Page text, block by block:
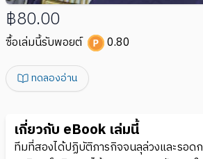
฿80.00
ซื้อเล่มนี้รับพอยต์ 0.80
ทดลองอ่าน
เกี่ยวกับ eBook เล่มนี้
ทีมที่สองได้ปฏิบัติภารกิจจนลุล่วงและรอด